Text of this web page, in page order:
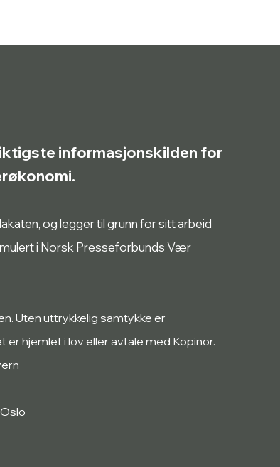
informasjonskilden for
og legger til grunn for sitt arbeid
i Norsk Presseforbunds Vær
Uten uttrykkelig samtykke er
hjemlet i lov eller avtale med Kopinor.